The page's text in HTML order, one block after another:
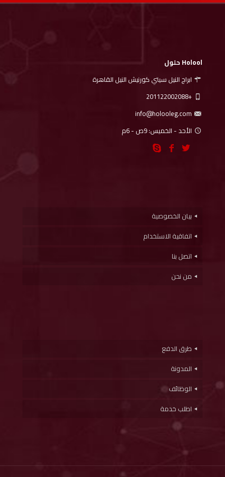
Holool حلول
ابراج النيل سيتي كورنيش النيل القاهرة
+201122002088
الأحد - الخميس: 9ص - 6م
بيان الخصوصية
اتفاقية الاستخدام
اتصل بنا
من نحن
طرق الدفع
المدونة
الوظائف
اطلب خدمة